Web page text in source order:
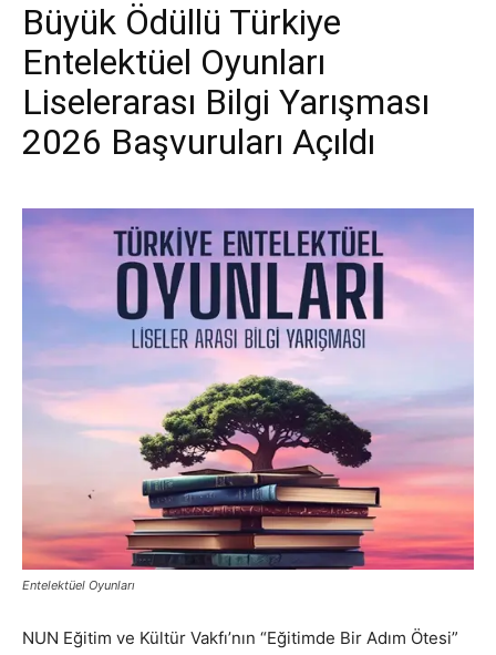
Büyük Ödüllü Türkiye
Entelektüel Oyunları
Liselerarası Bilgi Yarışması
2026 Başvuruları Açıldı
Entelektüel Oyunları
NUN Eğitim ve Kültür Vakfı’nın “Eğitimde Bir Adım Ötesi”